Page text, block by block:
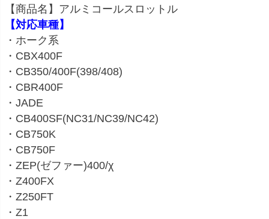
【商品名】アルミコールスロットル
【対応車種】
・ホーク系
・CBX400F
・CB350/400F(398/408)
・CBR400F
・JADE
・CB400SF(NC31/NC39/NC42)
・CB750K
・CB750F
・ZEP(ゼファー)400/χ
・Z400FX
・Z250FT
・Z1